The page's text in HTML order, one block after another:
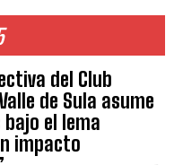
del Club
de Sula asume
el lema
impacto